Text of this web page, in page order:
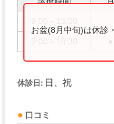
お盆(8月中旬)は休診
休診日: 日、祝
口コミ